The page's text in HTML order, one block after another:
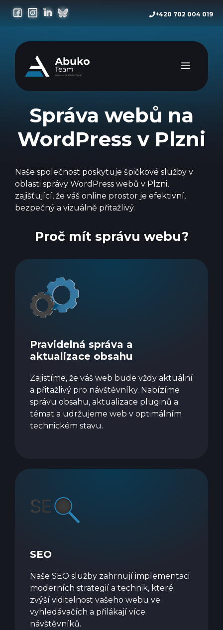
Přeskočit
+420 702 004 019
Menu
Správa webů na
WordPress v Plzni
Naše společnost poskytuje špičkové služby v
oblasti správy WordPress webů v Plzni,
zajišťující, že váš online prostor je efektivní,
bezpečný a vizuálně přitažlivý.
Proč mít správu webu?
Pravidelná správa a
aktualizace obsahu
Zajistíme, že váš web bude vždy aktuální
a přitažlivý pro návštěvníky. Nabízíme
správu obsahu, aktualizace pluginů a
témat a udržujeme web v optimálním
technickém stavu.
SEO
Naše SEO služby zahrnují implementaci
moderních strategií a technik, které
zvýší viditelnost vašeho webu ve
vyhledávačích a přilákají více
návštěvníků.